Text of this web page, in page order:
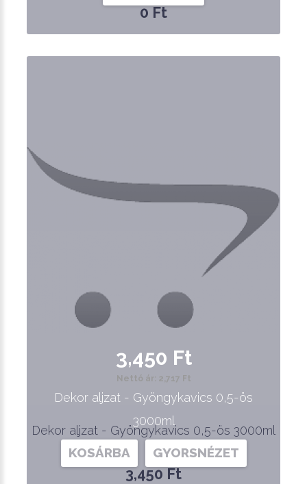
0 Ft
Dekor aljzat - Gyöngykavics 0,5-ös 3000ml
3,450 Ft
3,450 Ft
Nettó ár: 2,717 Ft
Dekor aljzat - Gyöngykavics 0,5-ös
3000ml
KOSÁRBA GYORSNÉZET